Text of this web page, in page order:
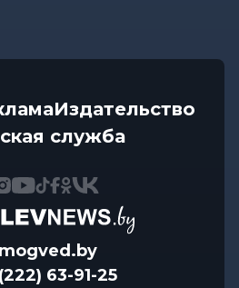
Издательство
служба
63-91-25